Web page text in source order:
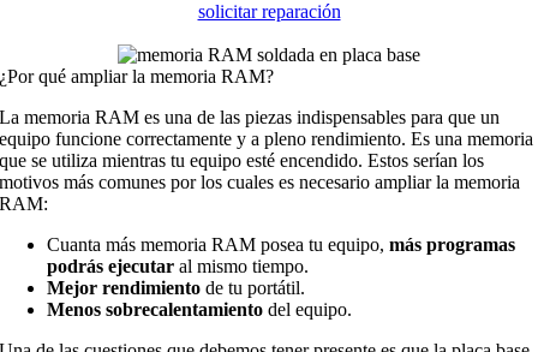
solicitar reparación
¿Por qué ampliar la memoria RAM?
La memoria RAM es una de las piezas indispensables para que un
equipo funcione correctamente y a pleno rendimiento. Es una memoria
que se utiliza mientras tu equipo esté encendido. Estos serían los
motivos más comunes por los cuales es necesario ampliar la memoria
RAM:
Cuanta más memoria RAM posea tu equipo,más programas
podrás ejecutar al mismo tiempo.
Mejor rendimientode tu portátil.
Menos sobrecalentamientodel equipo.